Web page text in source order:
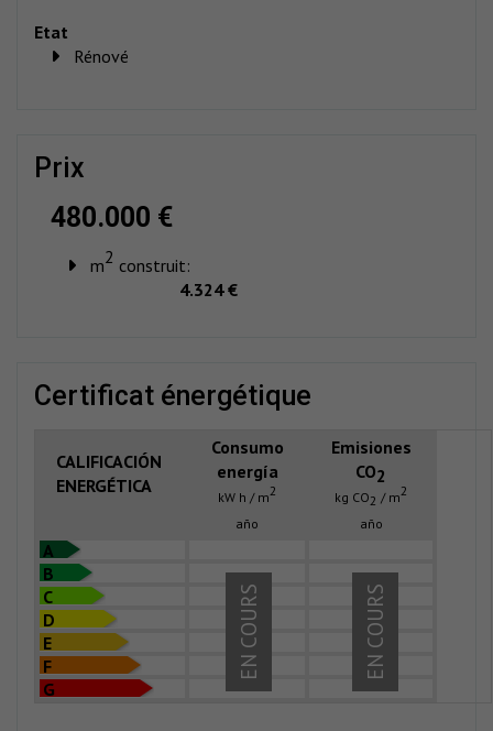
Etat
Rénové
prix
480.000 €
m2 construit:
4.324 €
certificat énergétique
CALIFICACIÓN
ENERGÉTICA
Consumo
energía
kW h / m2
año
Emisiones
CO2
kg CO2 / m2
año
A
B
C
D
E
F
G
EN COURS
EN COURS